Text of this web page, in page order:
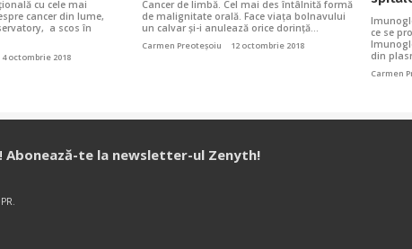
cu cele mai
cancer din lume,
a scos în
4 octombrie 2018
Cancer de limbă. Cel mai des întâlnită formă
de malignitate orală. Face viața bolnavului
un calvar și-i anulează orice dorință…
Carmen Preoteșoiu 12 octombrie 2018
ce se
din
Carmen
Abonează-te la newsletter-ul Zenyth!
.